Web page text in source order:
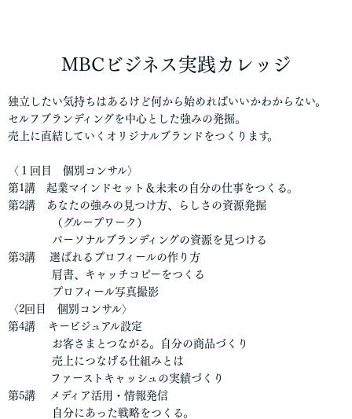
MBCビジネス実践カレッジ
独立したい気持ちはあるけど何から始めればいいかわからない。
セルフブランディングを中心とした強みの発掘。
売上に直結していくオリジナルブランドをつくります。
〈１回目 個別コンサル〉
第1講 起業マインドセット＆未来の自分の仕事をつくる。
第2講 あなたの強みの見つけ方、らしさの資源発掘
（グループワーク）
パーソナルブランディングの資源を見つける
第3講 選ばれるプロフィールの作り方
肩書、キャッチコピーをつくる
プロフィール写真撮影
〈2回目 個別コンサル〉
第4講 キービジュアル設定
お客さまとつながる。自分の商品づくり
売上につなげる仕組みとは
ファーストキャッシュの実績づくり
第5講 メディア活用・情報発信
自分にあった戦略をつくる。